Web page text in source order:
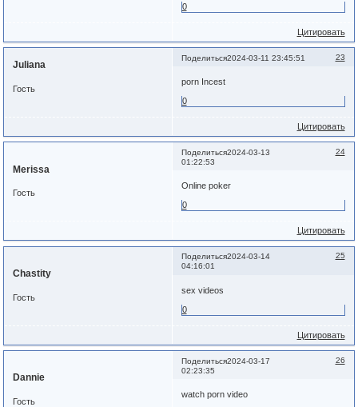
0
Цитировать
Поделиться 23
2024-03-11 23:45:51
Juliana
Гость
porn Incest
0
Цитировать
Поделиться 24
2024-03-13
01:22:53
Merissa
Гость
Online poker
0
Цитировать
Поделиться 25
2024-03-14
04:16:01
Chastity
Гость
sex videos
0
Цитировать
Поделиться 26
2024-03-17
02:23:35
Dannie
Гость
watch porn video